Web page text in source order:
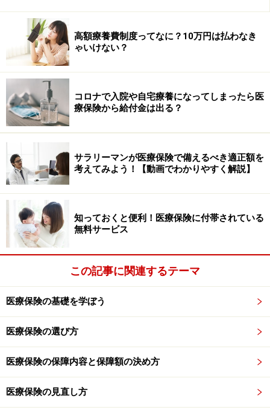
高額療養費制度ってなに？10万円は払わなき
ゃいけない？
コロナで入院や自宅療養になってしまったら医
療保険から給付金は出る？
サラリーマンが医療保険で備えるべき適正額を
考えてみよう！【動画でわかりやすく解説】
知っておくと便利！医療保険に付帯されている
無料サービス
この記事に関連するテーマ
医療保険の基礎を学ぼう
医療保険の選び方
医療保険の保障内容と保障額の決め方
医療保険の見直し方